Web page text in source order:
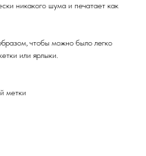
никакого шума и печатает как
чтобы можно было легко
или ярлыки.
метки